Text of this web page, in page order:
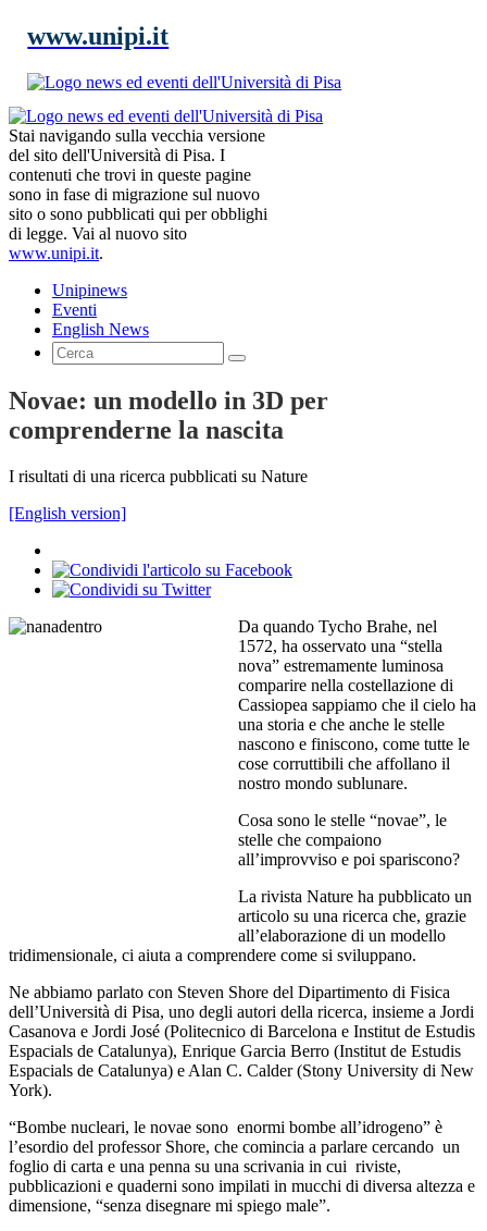
www.unipi.it
Stai navigando sulla vecchia versione
del sito dell'Università di Pisa. I
contenuti che trovi in queste pagine
sono in fase di migrazione sul nuovo
sito o sono pubblicati qui per obblighi
di legge. Vai al nuovo sito
www.unipi.it.
Unipinews
Eventi
English News
Novae: un modello in 3D per
comprenderne la nascita
I risultati di una ricerca pubblicati su Nature
[English version]
Da quando Tycho Brahe, nel
1572, ha osservato una “stella
nova” estremamente luminosa
comparire nella costellazione di
Cassiopea sappiamo che il cielo ha
una storia e che anche le stelle
nascono e finiscono, come tutte le
cose corruttibili che affollano il
nostro mondo sublunare.
Cosa sono le stelle “novae”, le
stelle che compaiono
all’improvviso e poi spariscono?
La rivista Nature ha pubblicato un
articolo su una ricerca che, grazie
all’elaborazione di un modello
tridimensionale, ci aiuta a comprendere come si sviluppano.
Ne abbiamo parlato con Steven Shore del Dipartimento di Fisica
dell’Università di Pisa, uno degli autori della ricerca, insieme a Jordi
Casanova e Jordi José (Politecnico di Barcelona e Institut de Estudis
Espacials de Catalunya), Enrique Garcia Berro (Institut de Estudis
Espacials de Catalunya) e Alan C. Calder (Stony University di New
York).
“Bombe nucleari, le novae sono enormi bombe all’idrogeno” è
l’esordio del professor Shore, che comincia a parlare cercando un
foglio di carta e una penna su una scrivania in cui riviste,
pubblicazioni e quaderni sono impilati in mucchi di diversa altezza e
dimensione, “senza disegnare mi spiego male”.